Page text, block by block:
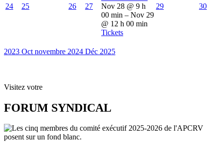
24 25 26 27
Nov 28 @ 9 h
00 min – Nov 29
@ 12 h 00 min
Tickets
29 30
2023 Octnovembre 2024 Déc 2025
Visitez votre
FORUM SYNDICAL